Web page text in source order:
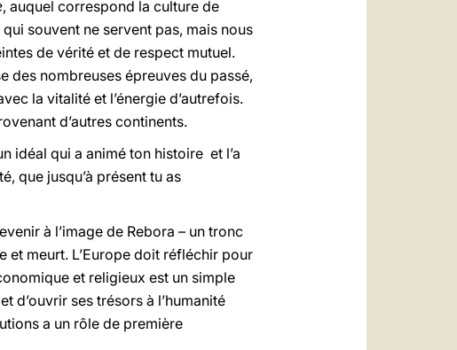
, auquel correspond la culture de
souvent ne servent pas, mais nous
de vérité et de respect mutuel.
des nombreuses épreuves du passé,
la vitalité et l’énergie d’autrefois.
d’autres continents.
idéal qui a animé ton histoire et l’a
que jusqu’à présent tu as
à l’image de Rebora – un tronc
et meurt. L’Europe doit réfléchir pour
et religieux est un simple
d’ouvrir ses trésors à l’humanité
a un rôle de première